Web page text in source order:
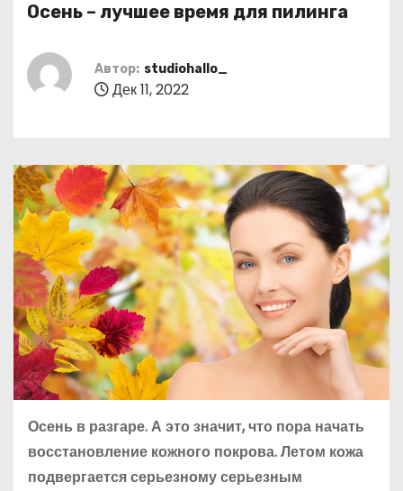
Осень – лучшее время для пилинга
Автор: studiohallo_
Дек 11, 2022
Осень в разгаре. А это значит, что пора начать
восстановление кожного покрова. Летом кожа
подвергается серьезному серьезным